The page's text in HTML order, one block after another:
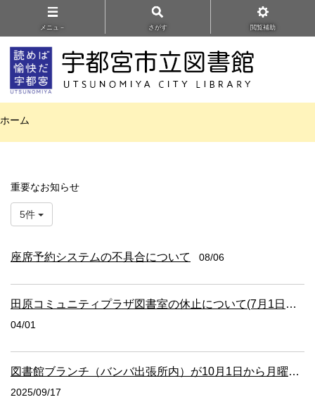
メニュ－ さがす 閲覧補助
ホーム
重要なお知らせ
5件
座席予約システムの不具合について 08/06
田原コミュニティプラザ図書室の休止について(7月1日更新）
04/01
図書館ブランチ（バンバ出張所内）が10月1日から月曜日休館となり...
2025/09/17